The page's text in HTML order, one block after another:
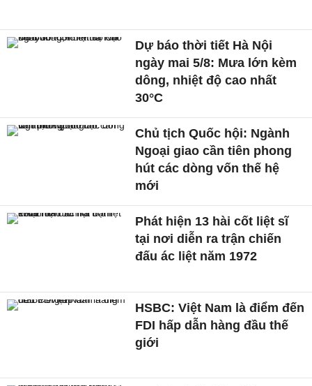
Dự báo thời tiết Hà Nội
ngày mai 5/8: Mưa lớn kèm
dông, nhiệt độ cao nhất
30°C
Chủ tịch Quốc hội: Ngành
Ngoại giao cần tiên phong
hút các dòng vốn thế hệ
mới
Phát hiện 13 hài cốt liệt sĩ
tại nơi diễn ra trận chiến
đấu ác liệt năm 1972
HSBC: Việt Nam là điểm đến
FDI hấp dẫn hàng đầu thế
giới